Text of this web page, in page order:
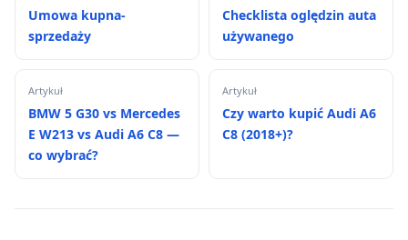
Umowa kupna-
sprzedaży
Checklista oględzin auta
używanego
Artykuł
BMW 5 G30 vs Mercedes
E W213 vs Audi A6 C8 —
co wybrać?
Artykuł
Czy warto kupić Audi A6
C8 (2018+)?